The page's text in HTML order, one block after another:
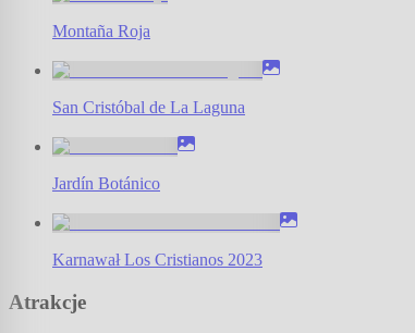
Montaña Roja
San Cristóbal de La Laguna
Jardín Botánico
Karnawał Los Cristianos 2023
Atrakcje